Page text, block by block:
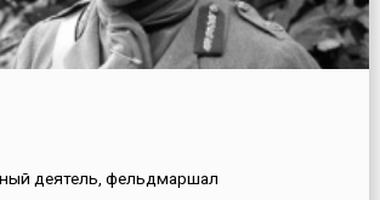
деятель, фельдмаршал